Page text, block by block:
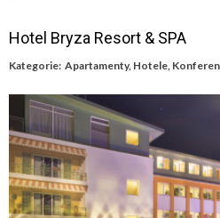
Hotel Bryza Resort & SPA
Kategorie: Apartamenty, Hotele